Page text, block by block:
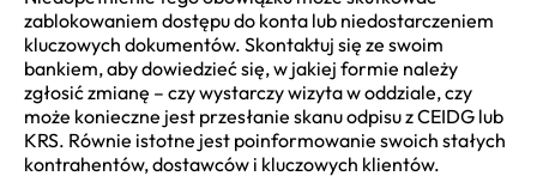
zablokowaniem dostępu do konta lub niedostarczeniem
kluczowych dokumentów. Skontaktuj się ze swoim
bankiem, aby dowiedzieć się, w jakiej formie należy
zgłosić zmianę – czy wystarczy wizyta w oddziale, czy
może konieczne jest przesłanie skanu odpisu z CEIDG lub
KRS. Równie istotne jest poinformowanie swoich stałych
kontrahentów, dostawców i kluczowych klientów.